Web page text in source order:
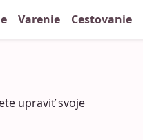
Varenie Cestovanie
upraviť svoje